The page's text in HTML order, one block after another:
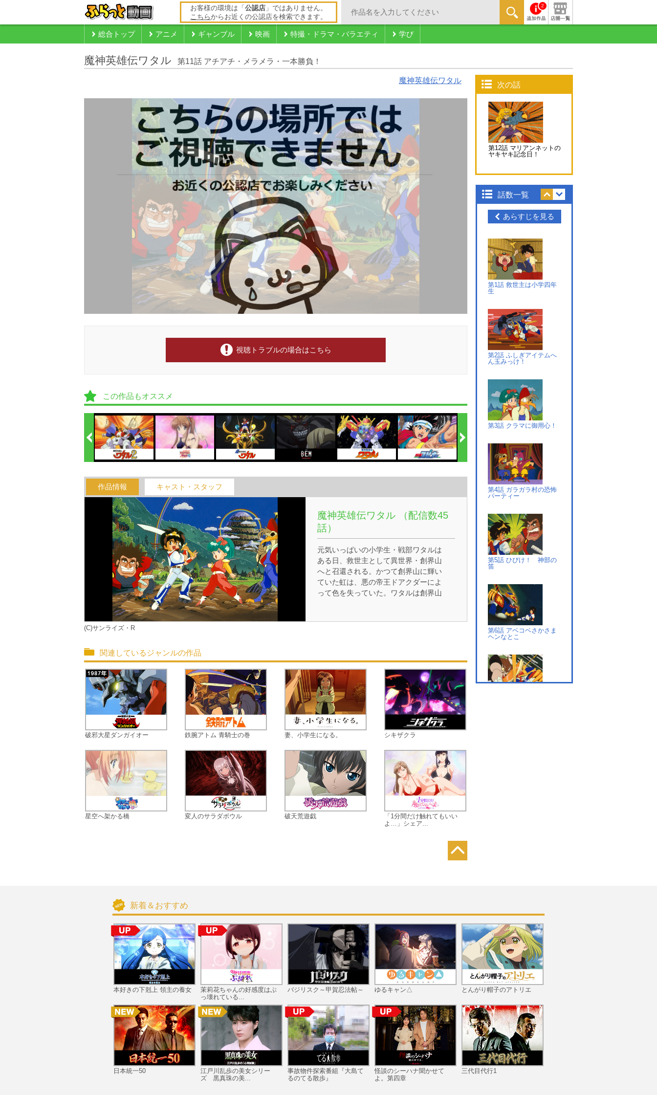
お客様の環境は「 公認店 」ではありません。
こちらからお近くの公認店を検索できます。
2
総合トップ アニメ ギャンブル 映画 特撮・ドラマ・バラエティ 学び
魔神英雄伝ワタル 第11話 アチアチ・メラメラ・一本勝負！
魔神英雄伝ワタル
視聴トラブルの場合はこちら
この作品もオススメ
作品情報 キャスト・スタッフ
魔神英雄伝ワタル （配信数45
話）
元気いっぱいの小学生・戦部ワタルは
ある日、救世主として異世界・創界山
へと召還される。かつて創界山に輝い
ていた虹は、悪の帝王ドアクダーによ
って色を失っていた。ワタルは創界山
(C)サンライズ・R
関連しているジャンルの作品
破邪大星ダンガイオー
星空へ架かる橋
鉄腕アトム 青騎士の巻
変人のサラダボウル
妻、小学生になる。
破天荒遊戯
シキザクラ
「1分間だけ触れてもいい
よ…」シェア...
次の話
第12話 マリアンネットの
ヤキヤキ記念日！
話数一覧
あらすじを見る
第1話 救世主は小学四年
生
第2話 ふしぎアイテムへ
ん玉みっけ！
第3話 クラマに御用心！
第4話 ガラガラ村の恐怖
パーティー
第5話 ひびけ！ 神部の
笛
第6話 アベコベさかさま
ヘンなとこ
第10話 ウッソー！ホント
第11話 アチアチ・メラメ
ラ・一本勝負！
第12話 マリアンネットの
ヤキヤキ記念日！
新着＆おすすめ
本好きの下剋上 領主の養女
日本統一50
茉莉花ちゃんの好感度はぶ
っ壊れている...
江戸川乱歩の美女シリー
ズ 黒真珠の美...
バジリスク～甲賀忍法帖～
事故物件探索番組『大島て
るのてる散歩』
ゆるキャン△
怪談のシーハナ聞かせて
よ。第四章
とんがり帽子のアトリエ
三代目代行1